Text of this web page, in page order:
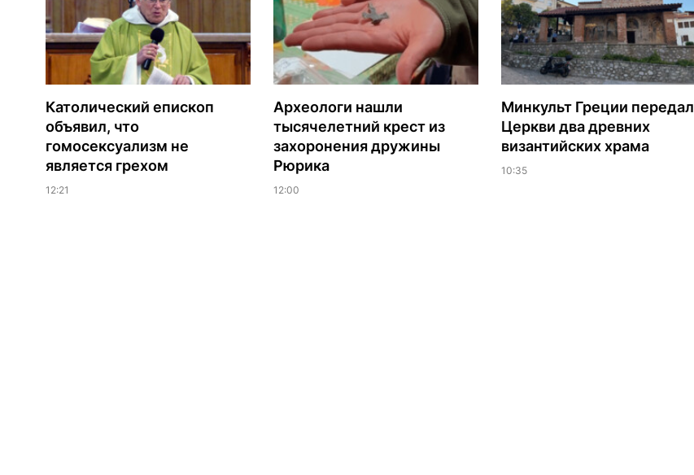
Католический епископ
объявил, что
гомосексуализм не
является грехом
12:21
Археологи нашли
тысячелетний крест из
захоронения дружины
Рюрика
12:00
Минкульт Греции передал
Церкви два древних
византийских храма
10:35